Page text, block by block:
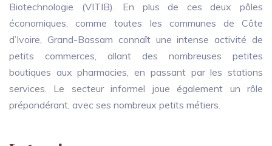
Biotechnologie (VITIB). En plus de ces deux pôles
économiques, comme toutes les communes de Côte
d’Ivoire, Grand-Bassam connaît une intense activité de
petits commerces, allant des nombreuses petites
boutiques aux pharmacies, en passant par les stations
services. Le secteur informel joue également un rôle
prépondérant, avec ses nombreux petits métiers.